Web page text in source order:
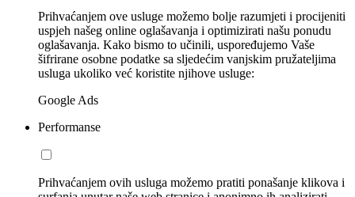
Prihvaćanjem ove usluge možemo bolje razumjeti i procijeniti
uspjeh našeg online oglašavanja i optimizirati našu ponudu
oglašavanja. Kako bismo to učinili, uspoređujemo Vaše
šifrirane osobne podatke sa sljedećim vanjskim pružateljima
usluga ukoliko već koristite njihove usluge:
Google Ads
Performanse
Prihvaćanjem ovih usluga možemo pratiti ponašanje klikova i